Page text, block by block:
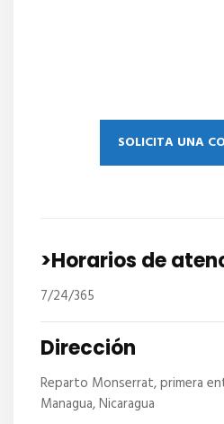
SOLICITA UNA
>Horarios de
7/24/365
Dirección
Reparto Monserrat, primera
Managua, Nicaragua